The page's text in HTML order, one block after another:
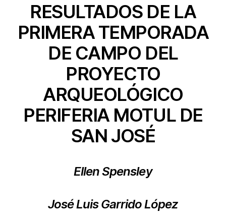
RESULTADOS DE LA
PRIMERA TEMPORADA
DE CAMPO DEL
PROYECTO
ARQUEOLÓGICO
PERIFERIA MOTUL DE
SAN JOSÉ
Ellen Spensley
José Luis Garrido López